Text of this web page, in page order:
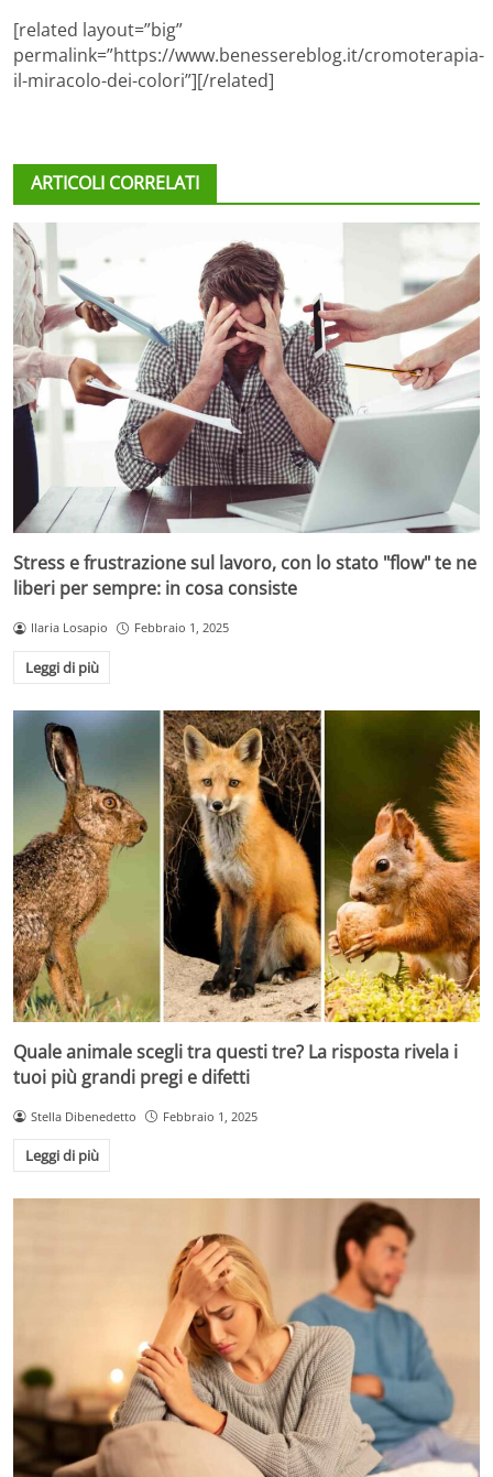
[related layout=”big”
permalink=”https://www.benessereblog.it/cromoterapia-
il-miracolo-dei-colori”][/related]
ARTICOLI CORRELATI
Stress e frustrazione sul lavoro, con lo stato "flow" te ne
liberi per sempre: in cosa consiste
Ilaria Losapio Febbraio 1, 2025
Leggi di più
Quale animale scegli tra questi tre? La risposta rivela i
tuoi più grandi pregi e difetti
Stella Dibenedetto Febbraio 1, 2025
Leggi di più